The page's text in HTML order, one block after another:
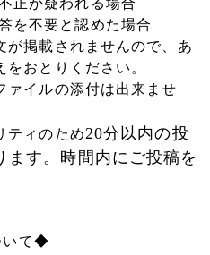
正が疑われる場合
を不要と認めた場合
が掲載されませんので、あ
おとりください。
ァイルの添付は出来ませ
ティのため20分以内の投
ます。時間内にご投稿を
いて◆